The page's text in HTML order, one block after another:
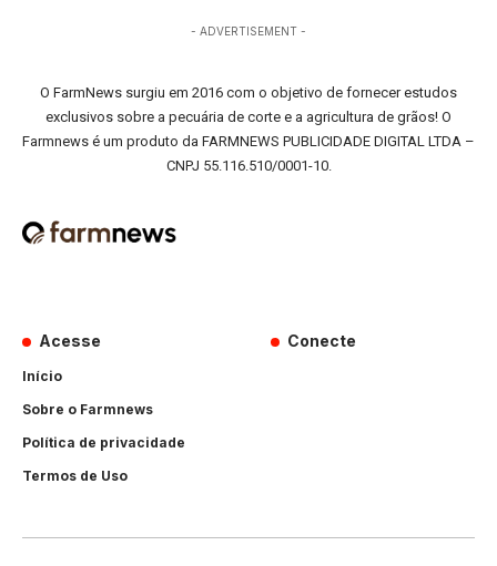
- ADVERTISEMENT -
O FarmNews surgiu em 2016 com o objetivo de fornecer estudos
exclusivos sobre a pecuária de corte e a agricultura de grãos! O
Farmnews é um produto da FARMNEWS PUBLICIDADE DIGITAL LTDA –
CNPJ 55.116.510/0001-10.
Acesse
Início
Sobre o Farmnews
Política de privacidade
Termos de Uso
Conecte